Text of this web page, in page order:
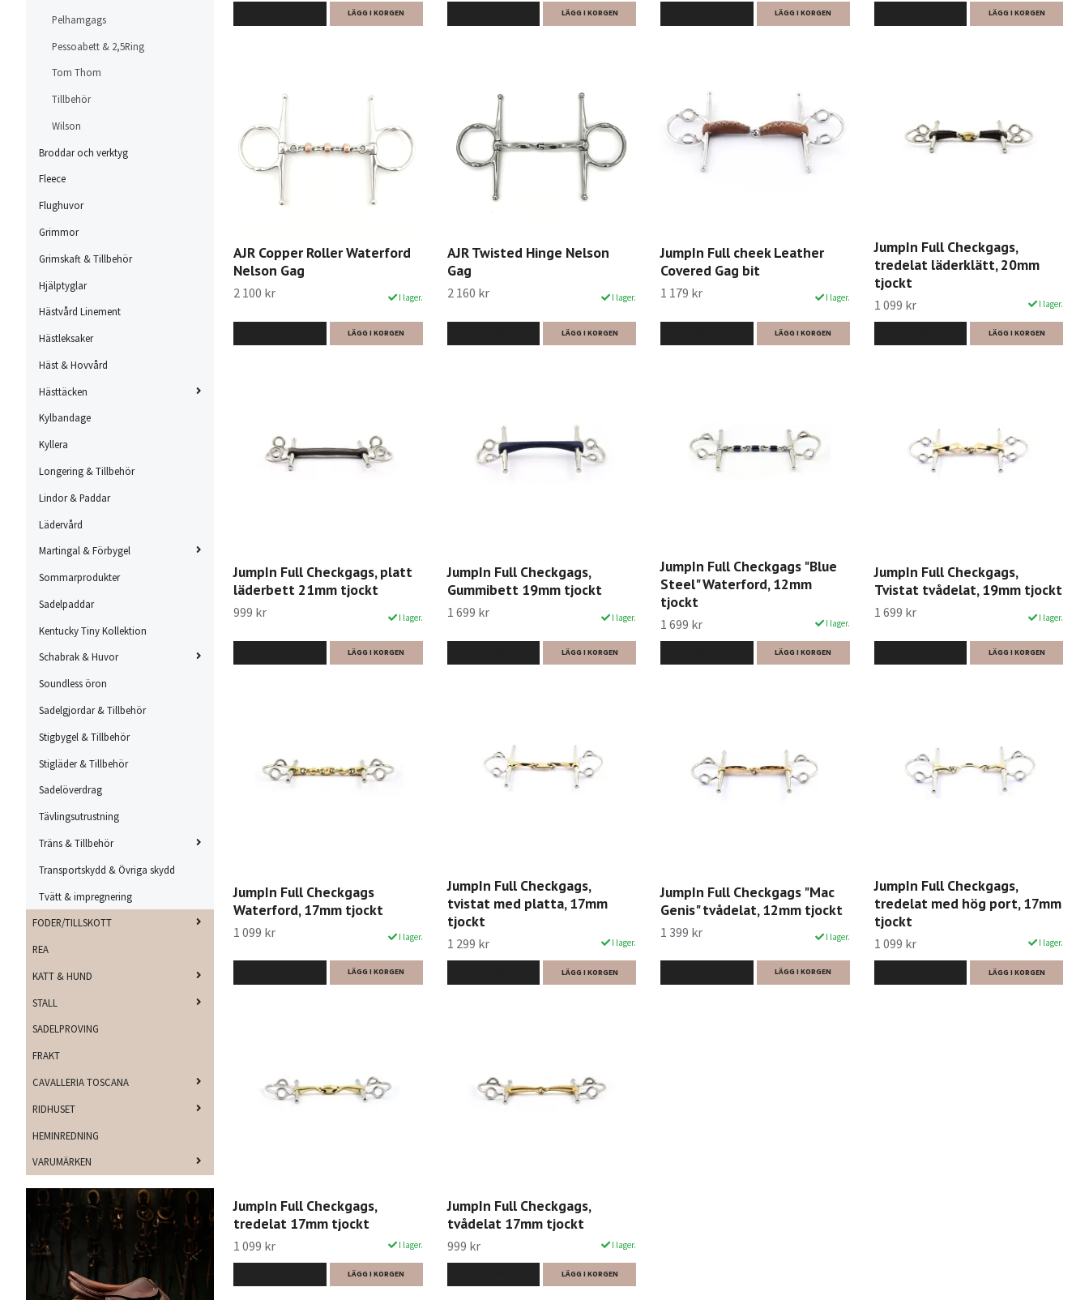
Pelhamgags
Pessoabett & 2,5Ring
Tom Thom
Tillbehör
Wilson
Broddar och verktyg
Fleece
Flughuvor
Grimmor
Grimskaft & Tillbehör
Hjälptyglar
Hästvård Linement
Hästleksaker
Häst & Hovvård
Hästtäcken
Kylbandage
Kyllera
Longering & Tillbehör
Lindor & Paddar
Lädervård
Martingal & Förbygel
Sommarprodukter
Sadelpaddar
Kentucky Tiny Kollektion
Schabrak & Huvor
Soundless öron
Sadelgjordar & Tillbehör
Stigbygel & Tillbehör
Stigläder & Tillbehör
Sadelöverdrag
Tävlingsutrustning
Träns & Tillbehör
Transportskydd & Övriga skydd
Tvätt & impregnering
FODER/TILLSKOTT
REA
KATT & HUND
STALL
SADELPROVING
FRAKT
CAVALLERIA TOSCANA
RIDHUSET
HEMINREDNING
VARUMÄRKEN
LÄGG I KORGEN LÄGG I KORGEN LÄGG I KORGEN LÄGG I KORGEN
AJR Copper Roller Waterford
Nelson Gag
2 100 kr I lager.
LÄGG I KORGEN
AJR Twisted Hinge Nelson
Gag
2 160 kr I lager.
LÄGG I KORGEN
JumpIn Full cheek Leather
Covered Gag bit
1 179 kr I lager.
LÄGG I KORGEN
JumpIn Full Checkgags,
tredelat läderklätt, 20mm
tjockt
1 099 kr I lager.
LÄGG I KORGEN
JumpIn Full Checkgags, platt
läderbett 21mm tjockt
999 kr I lager.
LÄGG I KORGEN
JumpIn Full Checkgags,
Gummibett 19mm tjockt
1 699 kr I lager.
LÄGG I KORGEN
JumpIn Full Checkgags "Blue
Steel" Waterford, 12mm
tjockt
1 699 kr I lager.
LÄGG I KORGEN
JumpIn Full Checkgags,
Tvistat tvådelat, 19mm tjockt
1 699 kr I lager.
LÄGG I KORGEN
JumpIn Full Checkgags
Waterford, 17mm tjockt
1 099 kr I lager.
LÄGG I KORGEN
JumpIn Full Checkgags,
tvistat med platta, 17mm
tjockt
1 299 kr I lager.
LÄGG I KORGEN
JumpIn Full Checkgags "Mac
Genis" tvådelat, 12mm tjockt
1 399 kr I lager.
LÄGG I KORGEN
JumpIn Full Checkgags,
tredelat med hög port, 17mm
tjockt
1 099 kr I lager.
LÄGG I KORGEN
JumpIn Full Checkgags,
tredelat 17mm tjockt
1 099 kr I lager.
LÄGG I KORGEN
JumpIn Full Checkgags,
tvådelat 17mm tjockt
999 kr I lager.
LÄGG I KORGEN